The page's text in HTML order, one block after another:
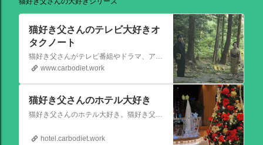
猫好き父さんのテレビ大好きオ
タクノート
猫好き父さんがテレビ番組やドラマ、アニメ、特撮ヒーロー,そしてダイエットについて書いたブログです。
www.carbodiet.work
猫好き父さんのホテル大好き
猫好き父さんのホテル大好き。猫好き父さんが宿泊したホテルの情報を徒然なるままに書いていきます。
hotel.carbodiet.work